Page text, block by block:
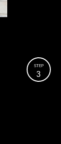
STEP
3